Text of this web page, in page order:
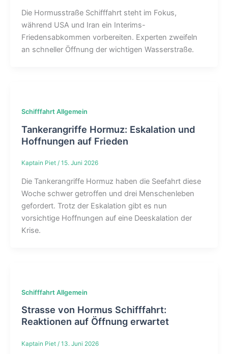
Die Hormusstraße Schifffahrt steht im Fokus,
während USA und Iran ein Interims-
Friedensabkommen vorbereiten. Experten zweifeln
an schneller Öffnung der wichtigen Wasserstraße.
Schifffahrt Allgemein
Tankerangriffe Hormuz: Eskalation und
Hoffnungen auf Frieden
Kaptain Piet / 15. Juni 2026
Die Tankerangriffe Hormuz haben die Seefahrt diese
Woche schwer getroffen und drei Menschenleben
gefordert. Trotz der Eskalation gibt es nun
vorsichtige Hoffnungen auf eine Deeskalation der
Krise.
Schifffahrt Allgemein
Strasse von Hormus Schifffahrt:
Reaktionen auf Öffnung erwartet
Kaptain Piet / 13. Juni 2026